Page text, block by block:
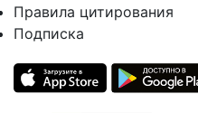
Правила цитирования
Подписка